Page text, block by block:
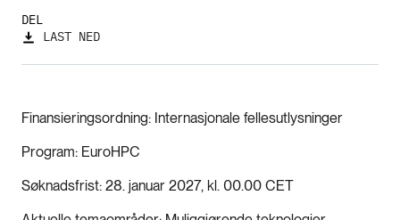
DEL
LAST NED
Finansieringsordning Internasjonale fellesutlysninger
Program EuroHPC
Søknadsfrist 28. januar 2027, kl. 00.00 CET